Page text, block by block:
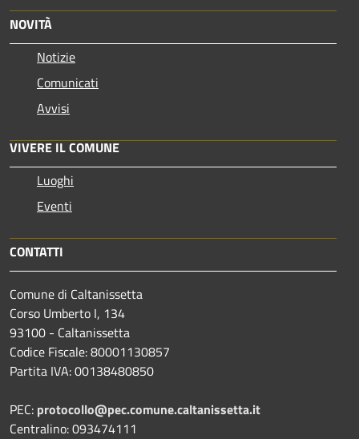
NOVITÀ
Notizie
Comunicati
Avvisi
VIVERE IL COMUNE
Luoghi
Eventi
CONTATTI
Comune di Caltanissetta
Corso Umberto I, 134
93100 - Caltanissetta
Codice Fiscale: 80001130857
Partita IVA: 00138480850
PEC: protocollo@pec.comune.caltanissetta.it
Centralino: 093474111